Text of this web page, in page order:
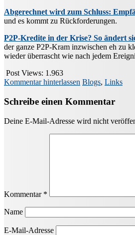
Abgerechnet wird zum Schluss:
und es kommt zu Rückforderungen.
P2P-Kredite in der Krise? So ändert
der ganze P2P-Kram inzwischen eh zu
wieder überrascht wie nach jedem
Post Views: 1.963
Kommentar hinterlassen Blogs, Links
Schreibe einen Kommentar
Deine E-Mail-Adresse wird nicht
Kommentar *
Name
E-Mail-Adresse